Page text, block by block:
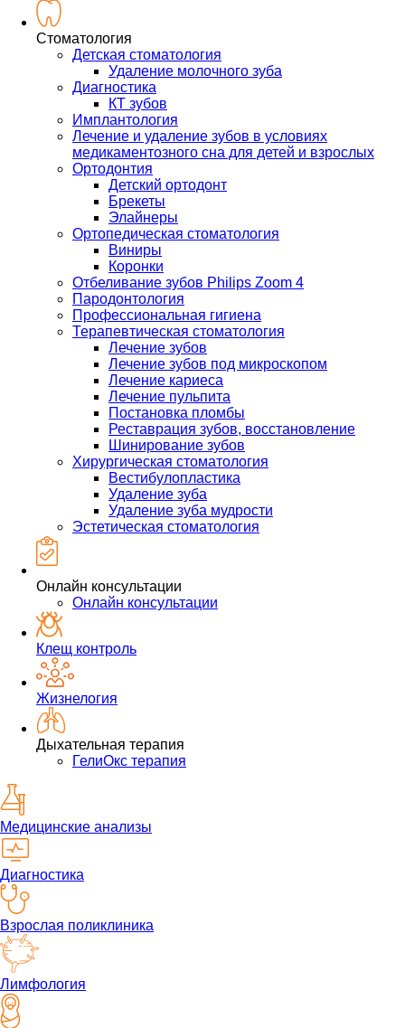
Стоматология
Детская стоматология
Удаление молочного зуба
Диагностика
КТ зубов
Имплантология
Лечение и удаление зубов в условиях
медикаментозного сна для детей и взрослых
Ортодонтия
Детский ортодонт
Брекеты
Элайнеры
Ортопедическая стоматология
Виниры
Коронки
Отбеливание зубов Philips Zoom 4
Пародонтология
Профессиональная гигиена
Терапевтическая стоматология
Лечение зубов
Лечение зубов под микроскопом
Лечение кариеса
Лечение пульпита
Постановка пломбы
Реставрация зубов, восстановление
Шинирование зубов
Хирургическая стоматология
Вестибулопластика
Удаление зуба
Удаление зуба мудрости
Эстетическая стоматология
Онлайн консультации
Онлайн консультации
Клещ контроль
Жизнелогия
Дыхательная терапия
ГелиОкс терапия
Медицинские анализы
Диагностика
Взрослая поликлиника
Лимфология